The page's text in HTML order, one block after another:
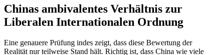
Chinas ambivalentes Verhältnis zur
Liberalen Internationalen Ordnung
Eine genauere Prüfung indes zeigt, dass diese Bewertung der
Realität nur teilweise Stand hält. Richtig ist, dass China wie viele